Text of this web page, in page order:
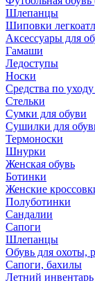
Шлепанцы
Шиповки
Аксессуары для
Гамаши
Ледоступы
Носки
Средства по
Стельки
Сумки для обуви
Сушилки для
Термоноски
Шнурки
Женская обувь
Ботинки
Женские
Полуботинки
Сандалии
Сапоги
Шлепанцы
Обувь для охоты,
Сапоги, бахилы
Летний инвентарь